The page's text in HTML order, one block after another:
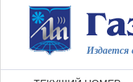
Издается